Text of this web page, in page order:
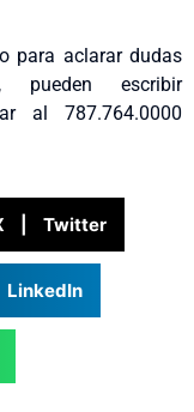
para aclarar dudas
escribir
al 787.764.0000
| Twitter
LinkedIn